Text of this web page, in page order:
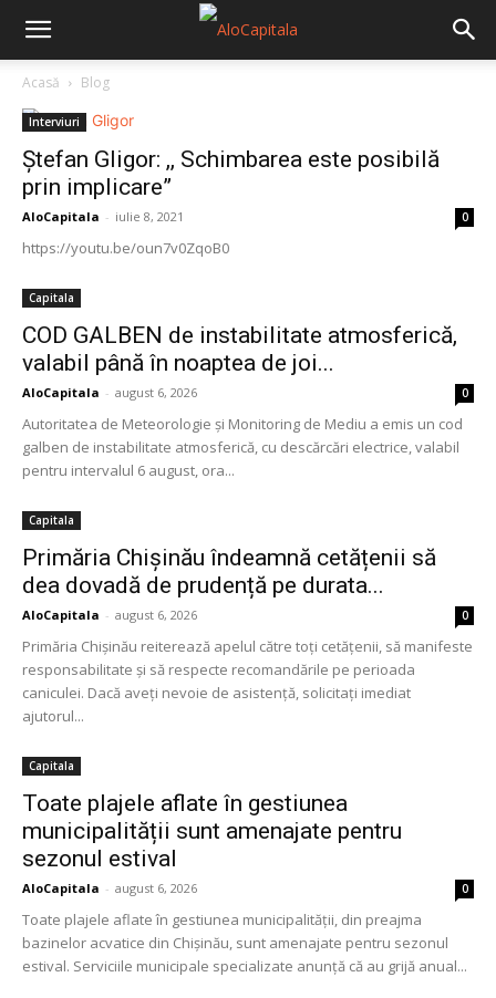
Acasă Blog
Interviuri
Ștefan Gligor: ,, Schimbarea este posibilă
prin implicare”
AloCapitala - iulie 8, 2021 0
https://youtu.be/oun7v0ZqoB0
Capitala
COD GALBEN de instabilitate atmosferică,
valabil până în noaptea de joi...
AloCapitala - august 6, 2026 0
Autoritatea de Meteorologie și Monitoring de Mediu a emis un cod
galben de instabilitate atmosferică, cu descărcări electrice, valabil
pentru intervalul 6 august, ora...
Capitala
Primăria Chișinău îndeamnă cetățenii să
dea dovadă de prudență pe durata...
AloCapitala - august 6, 2026 0
Primăria Chișinău reiterează apelul către toți cetățenii, să manifeste
responsabilitate și să respecte recomandările pe perioada
caniculei. Dacă aveți nevoie de asistență, solicitați imediat
ajutorul...
Capitala
Toate plajele aflate în gestiunea
municipalității sunt amenajate pentru
sezonul estival
AloCapitala - august 6, 2026 0
Toate plajele aflate în gestiunea municipalității, din preajma
bazinelor acvatice din Chișinău, sunt amenajate pentru sezonul
estival. Serviciile municipale specializate anunță că au grijă anual...